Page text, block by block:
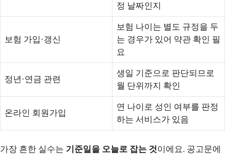
정 날짜인지
보험 가입·갱신
보험 나이는 별도 규정을 두
는 경우가 있어 약관 확인 필
요
정년·연금 관련
생일 기준으로 판단되므로
월 단위까지 확인
온라인 회원가입
연 나이로 성인 여부를 판정
하는 서비스가 있음
가장 흔한 실수는 기준일을 오늘로 잡는 것이에요. 공고문에